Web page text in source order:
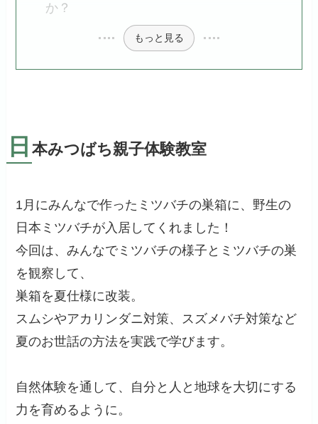
か？
もっと見る
日 本みつばち親子体験教室
1月にみんなで作ったミツバチの巣箱に、野生の
日本ミツバチが入居してくれました！
今回は、みんなでミツバチの様子とミツバチの巣
を観察して、
巣箱を夏仕様に改装。
スムシやアカリンダニ対策、スズメバチ対策など
夏のお世話の方法を実践で学びます。
自然体験を通して、自分と人と地球を大切にする
力を育めるように。